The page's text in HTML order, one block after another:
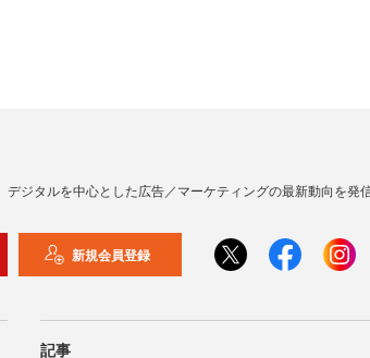
デジタルを中心とした広告／マーケティングの最新動向を発
新規会員登録
記事